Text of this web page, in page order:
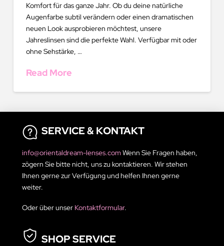
Komfort für das ganze Jahr. Ob du deine natürliche
Augenfarbe subtil verändern oder einen dramatischen
neuen Look ausprobieren möchtest, unsere
Jahreslinsen sind die perfekte Wahl. Verfügbar mit oder
ohne Sehstärke, …
Read More
SERVICE & KONTAKT
info@orientaldream-lenses.comWenn Sie Fragen haben,
zögern Sie bitte nicht, uns zu kontaktieren. Wir stehen
Ihnen gerne zur Verfügung und helfen Ihnen gerne
weiter.
Oder über unser Kontaktformular.
SHOP SERVICE